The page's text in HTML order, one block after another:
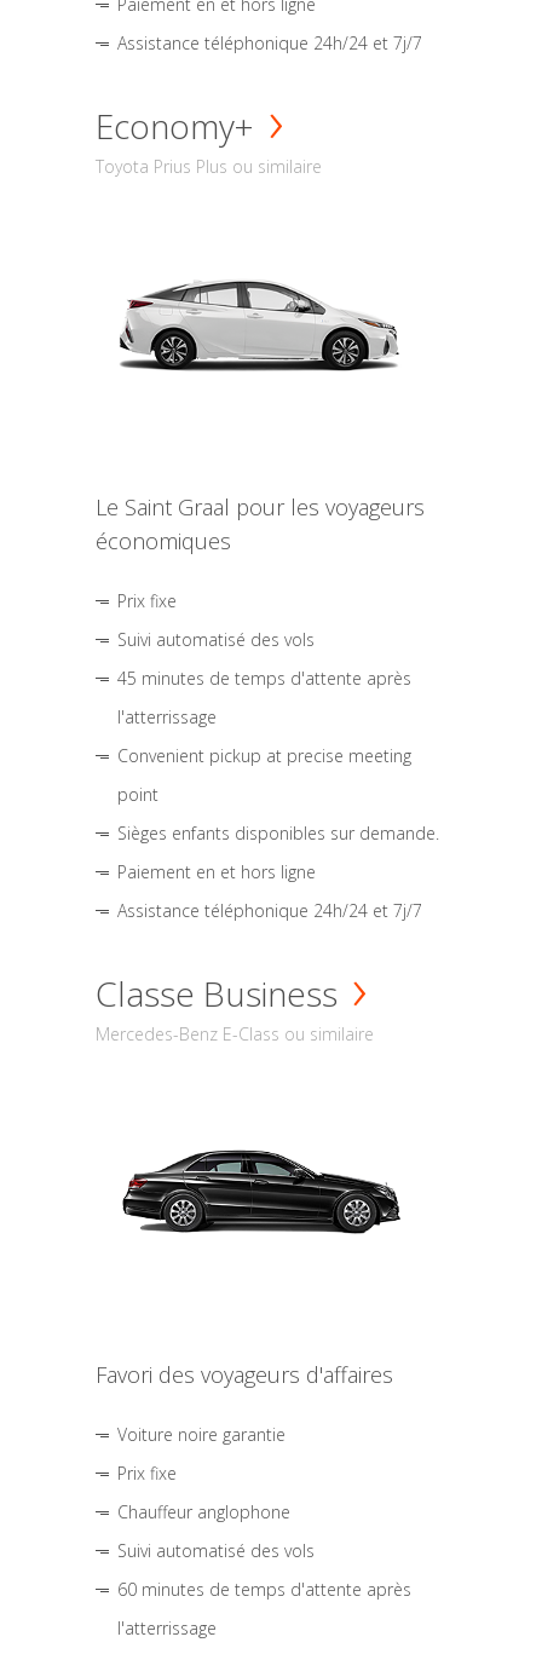
Assistance téléphonique 24h/24 et 7j/7
Economy+
Toyota Prius Plus ou similaire
Le Saint Graal pour les voyageurs
économiques
Prix fixe
Suivi automatisé des vols
45 minutes de temps d'attente après
l'atterrissage
Convenient pickup at precise meeting
point
Sièges enfants disponibles sur demande.
Paiement en et hors ligne
Assistance téléphonique 24h/24 et 7j/7
Classe Business
Mercedes-Benz E-Class ou similaire
Favori des voyageurs d'affaires
Voiture noire garantie
Prix fixe
Chauffeur anglophone
Suivi automatisé des vols
60 minutes de temps d'attente après
l'atterrissage